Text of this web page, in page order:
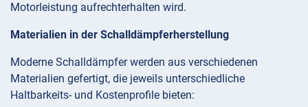
Motorleistung aufrechterhalten wird.
Materialien in der Schalldämpferherstellung
Moderne Schalldämpfer werden aus verschiedenen
Materialien gefertigt, die jeweils unterschiedliche
Haltbarkeits- und Kostenprofile bieten: